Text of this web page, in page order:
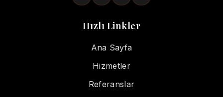
Hızlı Linkler
Ana Sayfa
Hizmetler
Referanslar